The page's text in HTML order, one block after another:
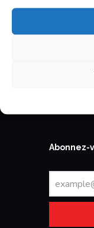
Our
To learn
Abonnez-